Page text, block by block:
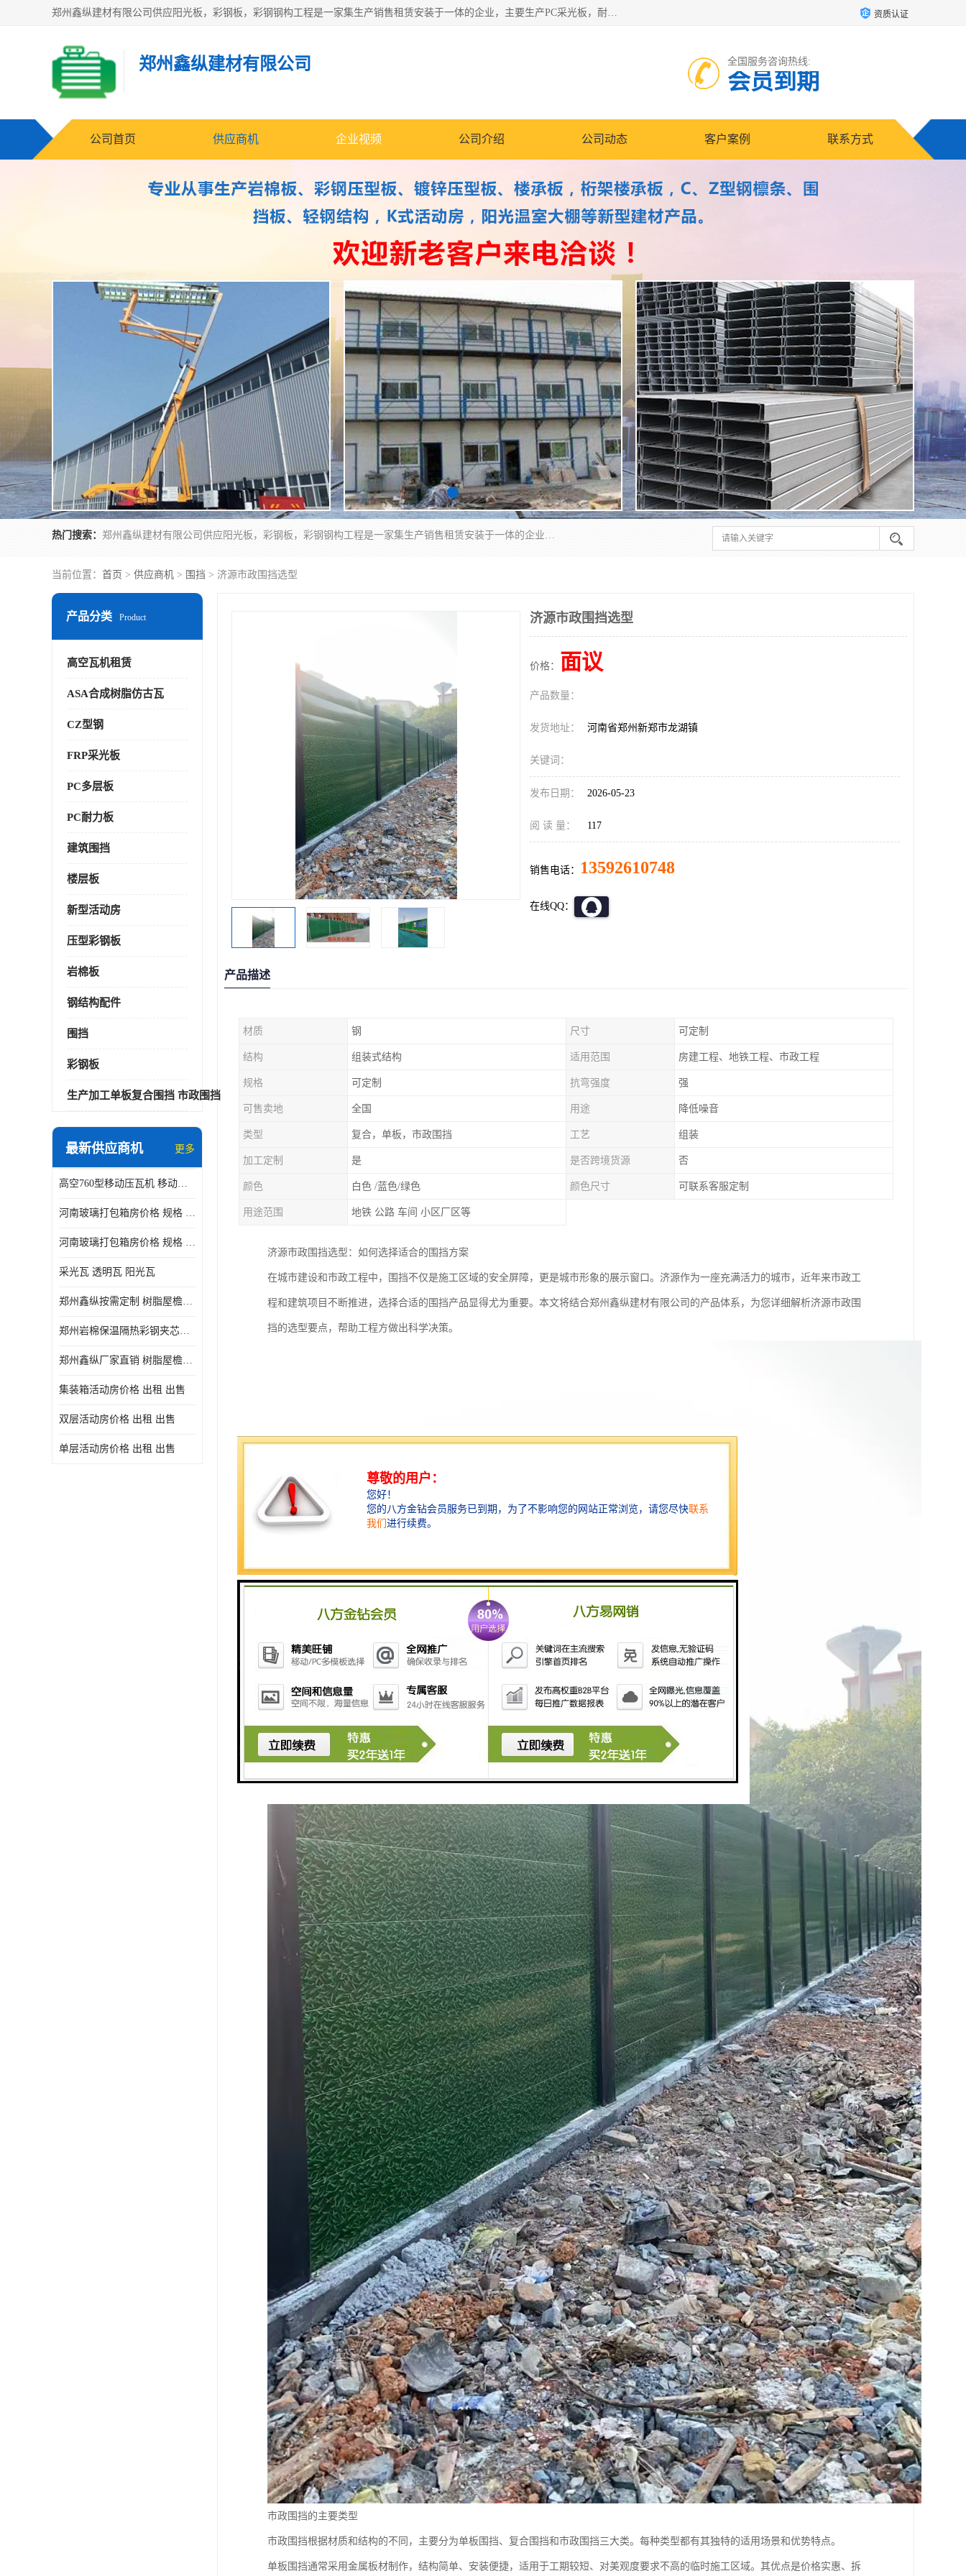
郑州鑫纵建材有限公司供应阳光板，彩钢板，彩钢钢构工程是一家集生产销售租赁安装于一体的企业，主要生产PC采光板，耐力板，仿古琉璃采光板，岩棉板、彩钢压型板、镀锌压型板、桁架楼承板，C、Z型钢檩条、围挡板、轻钢结构，阳光温室大棚等新型建材产品。公司旗下有多台移动式高空压瓦机租赁，承接全国各地业务，专业对外租赁各种型号压瓦机。 资质认证
郑州鑫纵建材有限公司 全国服务咨询热线:
会员到期
公司首页 供应商机 企业视频 公司介绍 公司动态 客户案例 联系方式
热门搜索： 郑州鑫纵建材有限公司供应阳光板，彩钢板，彩钢钢构工程是一家集生产销售租赁安装于一体的企业，主要生产PC采光板，耐力板，仿古琉璃采光板，岩棉板、彩钢压型板、镀锌压型板、桁架楼承板，C、Z型钢檩条、围挡板、轻钢结构，阳光温室大棚等新型建材产品。公司旗下有多台移动式高空压瓦机租赁，承接全国各地业务，专业对外租赁各种型号压瓦机。
当前位置： 首页 > 供应商机 > 围挡 > 济源市政围挡选型
产品分类 Product
高空瓦机租赁
ASA合成树脂仿古瓦
CZ型钢
FRP采光板
PC多层板
PC耐力板
建筑围挡
楼层板
新型活动房
压型彩钢板
岩棉板
钢结构配件
围挡
彩钢板
生产加工单板复合围挡 市政围挡
最新供应商机 更多
高空760型移动压瓦机 移动升降制瓦设备租赁选郑州鑫纵
河南玻璃打包箱房价格 规格 鑫纵建材按需定制
河南玻璃打包箱房价格 规格 鑫纵建材批发
采光瓦 透明瓦 阳光瓦
郑州鑫纵按需定制 树脂屋檐装饰塑料琉璃瓦片 中式仿古瓦的特点 价格
郑州岩棉保温隔热彩钢夹芯板 郑州鑫纵支持定做
郑州鑫纵厂家直销 树脂屋檐装饰塑料琉璃瓦片 中式仿古瓦的特点 价格
集装箱活动房价格 出租 出售
双层活动房价格 出租 出售
单层活动房价格 出租 出售
济源市政围挡选型
价格： 面议
产品数量：
发货地址： 河南省郑州新郑市龙湖镇
关键词：
发布日期： 2026-05-23
阅 读 量： 117
销售电话： 13592610748
在线QQ：
产品描述
材质 钢 尺寸 可定制
结构 组装式结构 适用范围 房建工程、地铁工程、市政工程
规格 可定制 抗弯强度 强
可售卖地 全国 用途 降低噪音
类型 复合，单板，市政围挡 工艺 组装
加工定制 是 是否跨境货源 否
颜色 白色 /蓝色/绿色 颜色尺寸 可联系客服定制
用途范围 地铁 公路 车间 小区厂区等
济源市政围挡选型：如何选择适合的围挡方案
在城市建设和市政工程中，围挡不仅是施工区域的安全屏障，更是城市形象的展示窗口。济源作为一座充满活力的城市，近年来市政工
程和建筑项目不断推进，选择合适的围挡产品显得尤为重要。本文将结合郑州鑫纵建材有限公司的产品体系，为您详细解析济源市政围
挡的选型要点，帮助工程方做出科学决策。
市政围挡的主要类型
市政围挡根据材质和结构的不同，主要分为单板围挡、复合围挡和市政围挡三大类。每种类型都有其独特的适用场景和优势特点。
单板围挡通常采用金属板材制作，结构简单、安装便捷，适用于工期较短、对美观度要求不高的临时施工区域。其优点是价格实惠、拆